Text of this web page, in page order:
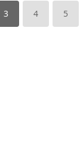
3 4 5